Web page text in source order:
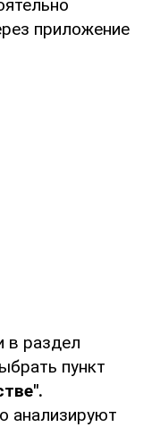
приложение
в раздел
пункт
анализируют